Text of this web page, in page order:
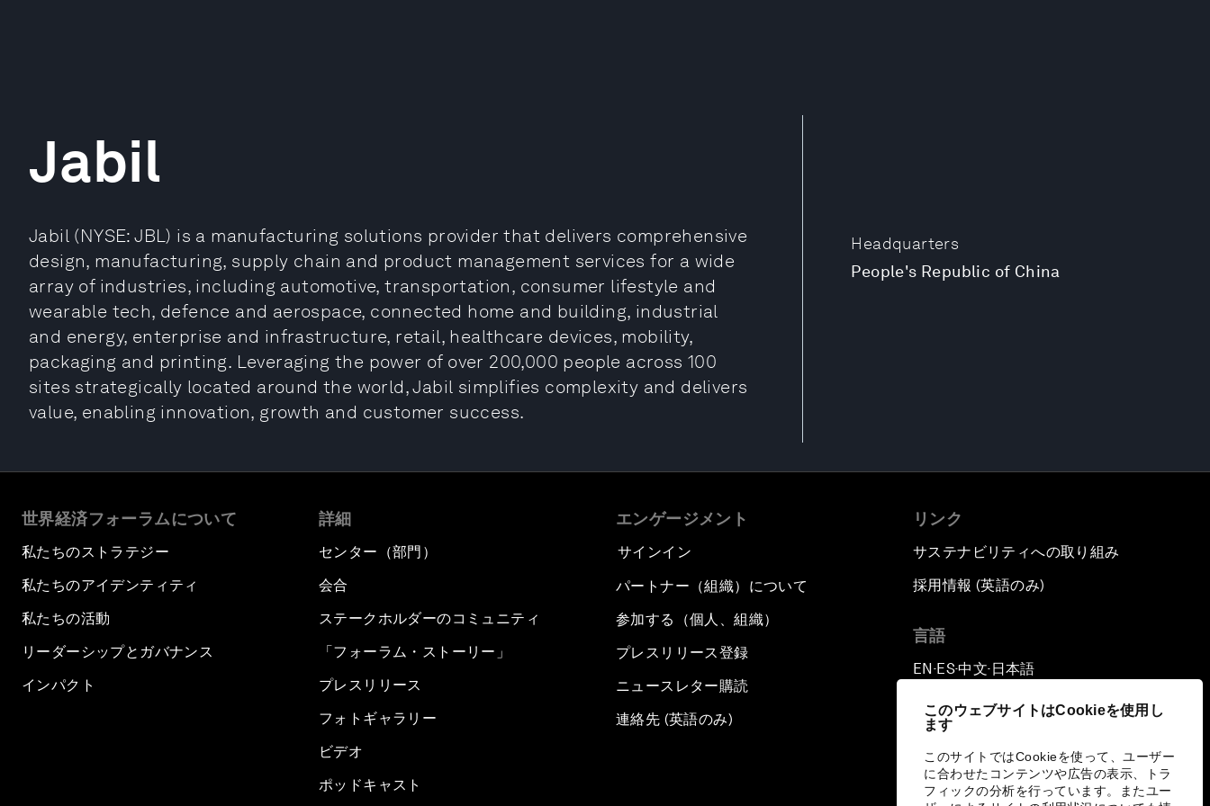
このウェブサイトはCookieを使用し
ます
このサイトではCookieを使って、ユーザー
に合わせたコンテンツや広告の表示、トラ
フィックの分析を行っています。またユー
Headquarters
People's Republic of China
Jabil
Jabil (NYSE: JBL) is a manufacturing solutions provider that delivers comprehensive
design, manufacturing, supply chain and product management services for a wide
array of industries, including automotive, transportation, consumer lifestyle and
wearable tech, defence and aerospace, connected home and building, industrial
and energy, enterprise and infrastructure, retail, healthcare devices, mobility,
packaging and printing. Leveraging the power of over 200,000 people across 100
sites strategically located around the world, Jabil simplifies complexity and delivers
value, enabling innovation, growth and customer success.
世界経済フォーラムについて
私たちのストラテジー
私たちのアイデンティティ
私たちの活動
リーダーシップとガバナンス
インパクト
詳細
センター（部門）
会合
ステークホルダーのコミュニティ
「フォーラム・ストーリー」
プレスリリース
フォトギャラリー
ビデオ
ポッドキャスト
エンゲージメント
サインイン
パートナー（組織）について
参加する（個人、組織）
プレスリリース登録
ニュースレター購読
連絡先 (英語のみ)
リンク
サステナビリティへの取り組み
採用情報 (英語のみ)
言語
EN ▪ES▪中文▪ 日本語